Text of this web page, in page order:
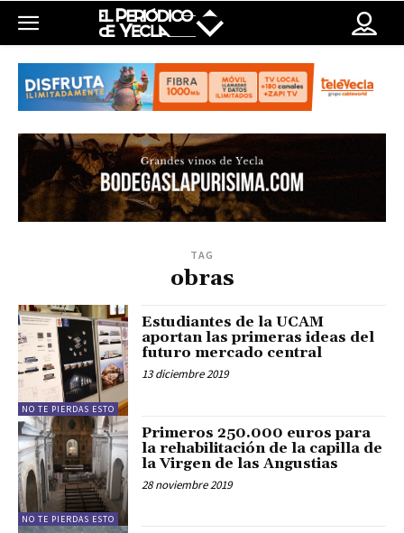
TAG
obras
NO TE PIERDAS ESTO
Estudiantes de la UCAM
aportan las primeras ideas del
futuro mercado central
13 diciembre 2019
NO TE PIERDAS ESTO
Primeros 250.000 euros para
la rehabilitación de la capilla de
la Virgen de las Angustias
28 noviembre 2019